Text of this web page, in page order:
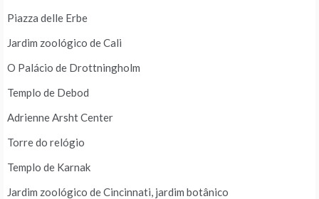
Piazza delle Erbe
Jardim zoológico de Cali
O Palácio de Drottningholm
Templo de Debod
Adrienne Arsht Center
Torre do relógio
Templo de Karnak
Jardim zoológico de Cincinnati, jardim botânico